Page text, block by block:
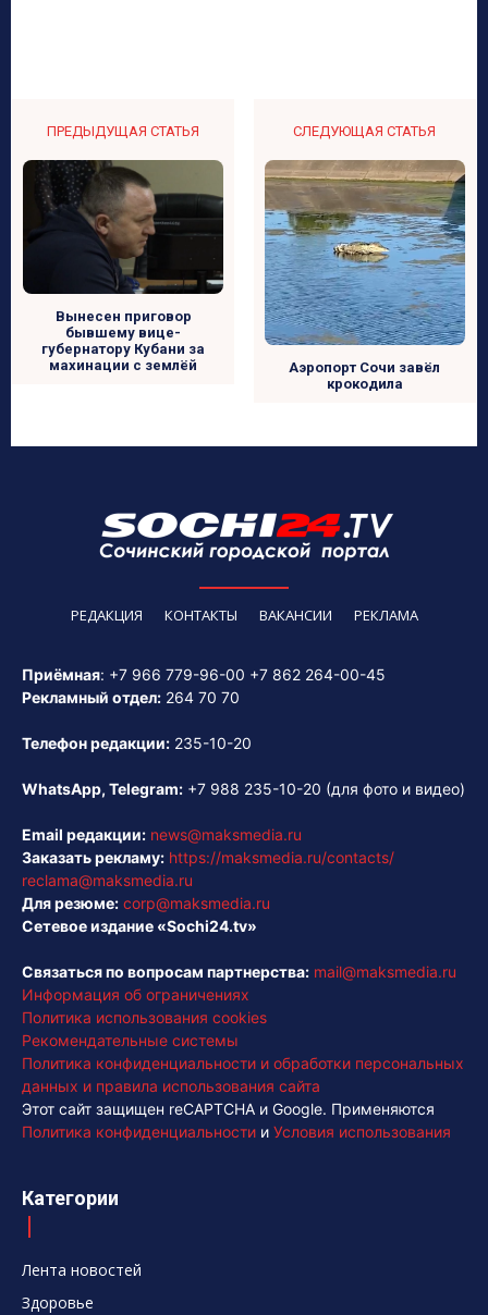
ПРЕДЫДУЩАЯ СТАТЬЯ
Вынесен приговор
бывшему вице-
губернатору Кубани за
махинации с землёй
СЛЕДУЮЩАЯ СТАТЬЯ
Аэропорт Сочи завёл
крокодила
РЕДАКЦИЯ КОНТАКТЫ ВАКАНСИИ РЕКЛАМА
Приёмная: +7 966 779-96-00 +7 862 264-00-45
Рекламный отдел: 264 70 70
Телефон редакции: 235-10-20
WhatsApp, Telegram: +7 988 235-10-20 (для фото и видео)
Email редакции: news@maksmedia.ru
Заказать рекламу: https://maksmedia.ru/contacts/
reclama@maksmedia.ru
Для резюме: corp@maksmedia.ru
Сетевое издание «Sochi24.tv»
Связаться по вопросам партнерства: mail@maksmedia.ru
Информация об ограничениях
Политика использования cookies
Рекомендательные системы
Политика конфиденциальности и обработки персональных
данных и правила использования сайта
Этот сайт защищен reCAPTCHA и Google. Применяются
Политика конфиденциальности и Условия использования
Категории
Лента новостей
Здоровье